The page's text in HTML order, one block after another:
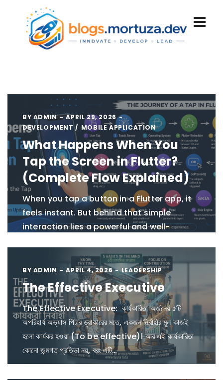
BY ADMIN
APRIL 29, 2026
DEVELOPMENT
MOBILE APPLICATION
What Happens When You
Tap the Screen in Flutter?
(Complete Flow Explained)
When you tap a button in a Flutter app, it
feels instant. But behind that simple
interaction lies a powerful and well-
break down exactly…
BY ADMIN APRIL 4, 2026 LEADERSHIP
The Effective Executive
The Effective Executive: কার্যকারিতা অর্জনের ৫টি
অপরিহার্য অভ্যাস পিটার ড্রাকারের মতে, একজন নির্বাহীর মূল কাজই
হলো কার্যকর হওয়া (To be effective)। আর এই কার্যকারিতা
কোনো জন্মগত প্রতিভা নয়, বরং এটি…